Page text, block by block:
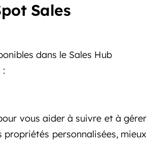
Sales
dans le Sales Hub
:
vous aider à suivre et à gérer
personnalisées, mieux